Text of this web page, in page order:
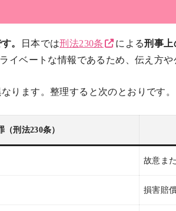
。 日本では刑法230条 による刑事上
ベートな情報であるため、伝え方
ります。整理すると次のとおりです。
刑法230条）
故意ま
損害賠